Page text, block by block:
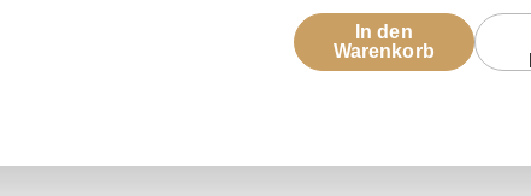
In den
Warenkorb